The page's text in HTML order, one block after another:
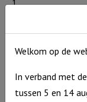
Welkom op de
In verband met
tussen 5 en 14